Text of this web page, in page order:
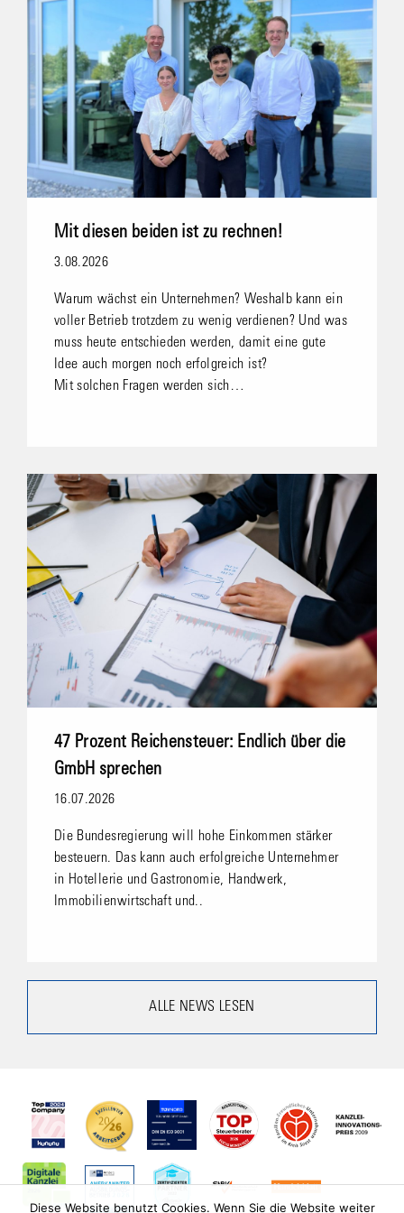
Mit diesen beiden ist zu rechnen!
3.08.2026
Warum wächst ein Unternehmen? Weshalb kann ein
voller Betrieb trotzdem zu wenig verdienen? Und was
muss heute entschieden werden, damit eine gute
Idee auch morgen noch erfolgreich ist?
Mit solchen Fragen werden sich…
47 Prozent Reichensteuer: Endlich über die
GmbH sprechen
16.07.2026
Die Bundesregierung will hohe Einkommen stärker
besteuern. Das kann auch erfolgreiche Unternehmer
in Hotellerie und Gastronomie, Handwerk,
Immobilienwirtschaft und..
ALLE NEWS LESEN
Diese Website benutzt Cookies. Wenn Sie die Website weiter